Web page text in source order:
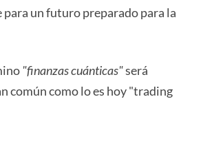
para un futuro preparado para la
"finanzas cuánticas"será
común como lo es hoy "trading